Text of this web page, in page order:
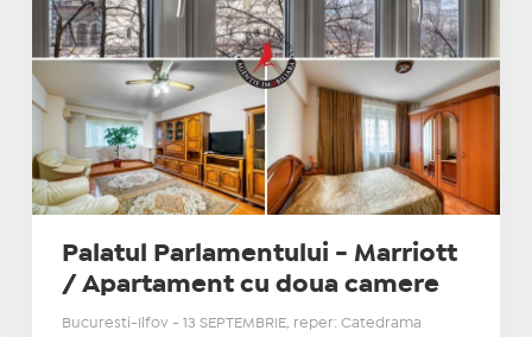
Palatul Parlamentului - Marriott
/ Apartament cu doua camere
Bucuresti-Ilfov - 13 SEPTEMBRIE, reper: Catedrama